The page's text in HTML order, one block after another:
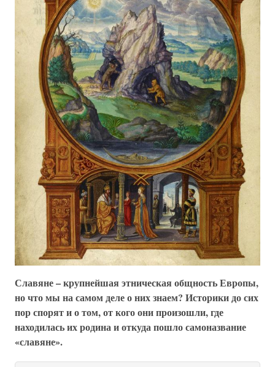
Славяне – крупнейшая этническая общность Европы,
но что мы на самом деле о них знаем? Историки до сих
пор спорят и о том, от кого они произошли, где
находилась их родина и откуда пошло самоназвание
«славяне».